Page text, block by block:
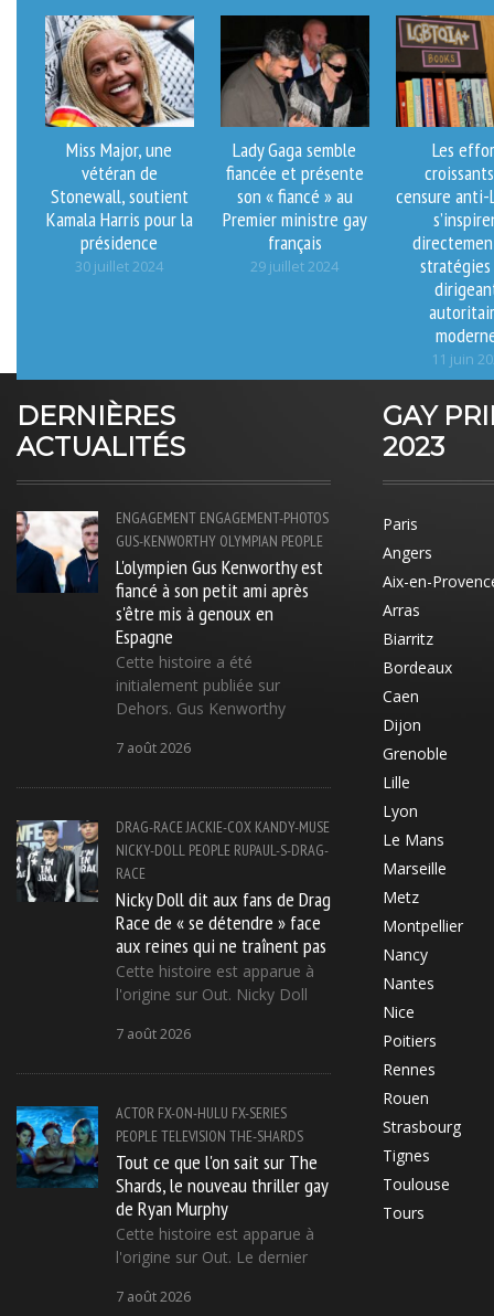
Miss Major, une
vétéran de
Stonewall, soutient
Kamala Harris pour la
présidence
30 juillet 2024
Lady Gaga semble
fiancée et présente
son « fiancé » au
Premier ministre gay
français
29 juillet 2024
Les
censure anti-
11 juin
DERNIÈRES
ACTUALITÉS
ENGAGEMENT ENGAGEMENT-PHOTOS
GUS-KENWORTHY OLYMPIAN PEOPLE
L'olympien Gus Kenworthy est
fiancé à son petit ami après
s'être mis à genoux en
Espagne
Cette histoire a été
initialement publiée sur
Dehors. Gus Kenworthy
7 août 2026
DRAG-RACEJACKIE-COX KANDY-MUSE
NICKY-DOLL PEOPLE RUPAUL-S-DRAG-
RACE
Nicky Doll dit aux fans de Drag
Race de « se détendre » face
aux reines qui ne traînent pas
Cette histoire est apparue à
l'origine sur Out. Nicky Doll
7 août 2026
ACTOR FX-ON-HULU FX-SERIES
PEOPLETELEVISION THE-SHARDS
Tout ce que l'on sait sur The
Shards, le nouveau thriller gay
de Ryan Murphy
Cette histoire est apparue à
l'origine sur Out. Le dernier
7 août 2026
GAY
2023
Paris
Angers
Aix-en-
Arras
Biarritz
Bordeaux
Caen
Dijon
Grenoble
Lille
Lyon
Le Mans
Marseille
Metz
Montpellier
Nancy
Nantes
Nice
Poitiers
Rennes
Rouen
Strasbourg
Tignes
Toulouse
Tours